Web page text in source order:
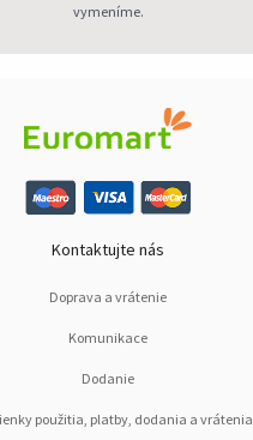
vymeníme.
Kontaktujte nás
Doprava a vrátenie
Komunikace
Dodanie
použitia, platby, dodania a vrátenia